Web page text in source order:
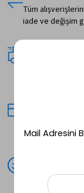
Tüm
iade ve değişim
Seçili
deneyimi!
Peşin fiyatına
deneyimi!